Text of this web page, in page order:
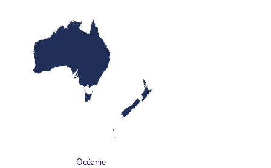
Océanie